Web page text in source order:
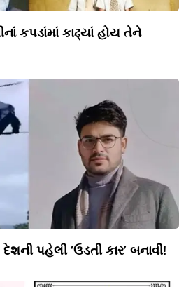
કપડાંમાં કાઢ્યાં હોય તેને
પહેલી ‘ઉડતી કાર’ બનાવી!